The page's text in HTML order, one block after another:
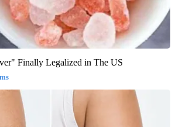
Finally Legalized in The US